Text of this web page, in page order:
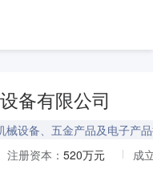
备有限公司
械设备、五金产品及电子产
注册资本： 520万元 成